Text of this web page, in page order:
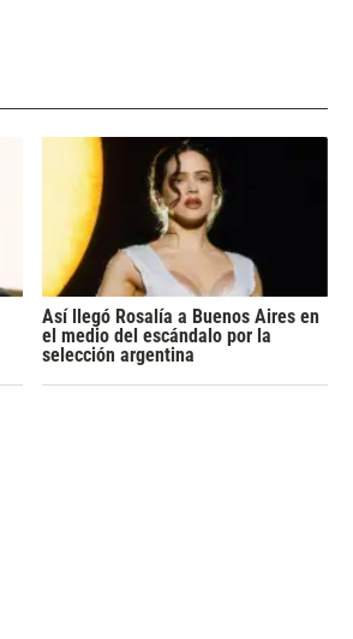
Así llegó Rosalía a Buenos Aires en
el medio del escándalo por la
selección argentina